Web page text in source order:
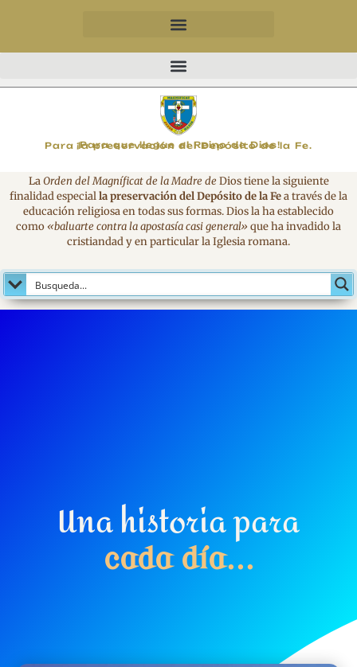
Para la preservación del Depósito de la Fe.
¡Para que llegue el Reino de Dios!
MAGNIFICAT
LaOrden del Magníficat de la Madre deDios tiene la siguiente
finalidad especialla preservación del Depósito de la Fea través de la
educación religiosa en todas sus formas. Dios la ha establecido
como «baluarte contra la apostasía casi general» que ha invadido la
cristiandad y en particular la Iglesia romana.
Una historia para
cada día...